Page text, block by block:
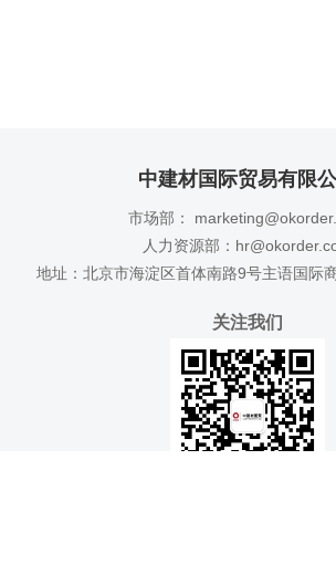
中建材国际贸易有限
市场部：
人力资源部：
地址：北京市海淀区首体南路9号主语国际
关注我们